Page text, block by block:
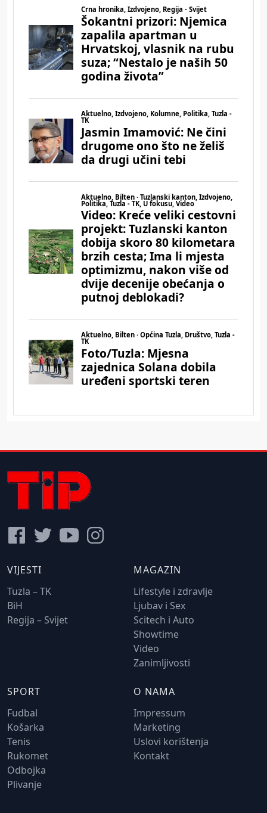
VIJESTI
Tuzla – TK
BiH
Regija – Svijet
MAGAZIN
Lifestyle i zdravlje
Ljubav i Sex
Scitech i Auto
Showtime
Video
Zanimljivosti
SPORT
Fudbal
Košarka
Tenis
Rukomet
Odbojka
Plivanje
O NAMA
Impressum
Marketing
Uslovi korištenja
Kontakt